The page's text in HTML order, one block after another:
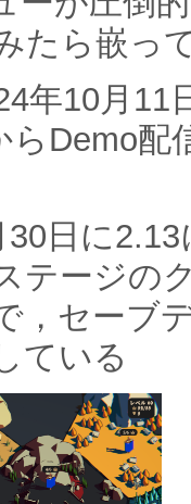
たら嵌っ
年10月11
らDemo
30日に
テージの
，セーブ
ている